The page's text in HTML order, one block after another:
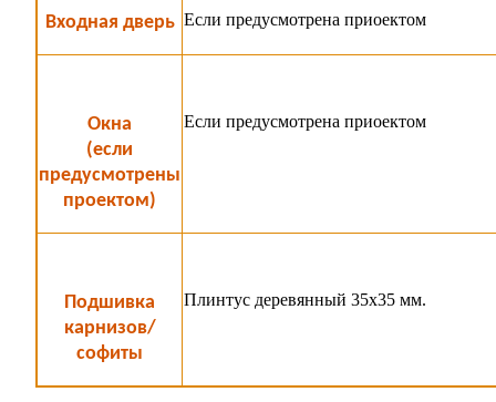
Входная дверь Если предусмотрена приоектом
Окна
(если
предусмотрены
проектом)
Если предусмотрена приоектом
Подшивка
карнизов/
софиты
Плинтус деревянный 35х35 мм.